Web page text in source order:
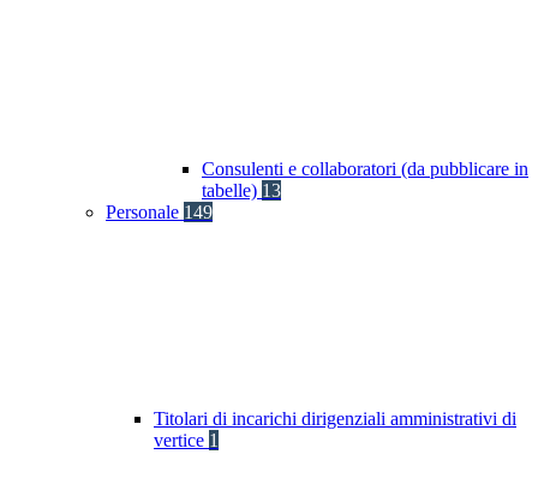
Consulenti e collaboratori (da pubblicare in
tabelle) 13
Personale 149
Titolari di incarichi dirigenziali amministrativi di
vertice 1